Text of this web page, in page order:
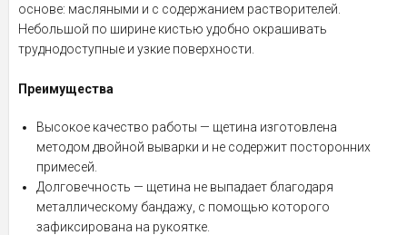
основе: масляными и с содержанием растворителей.
Небольшой по ширине кистью удобно окрашивать
труднодоступные и узкие поверхности.
Преимущества
Высокое качество работы — щетина изготовлена
методом двойной выварки и не содержит посторонних
примесей.
Долговечность — щетина не выпадает благодаря
металлическому бандажу, с помощью которого
зафиксирована на рукоятке.